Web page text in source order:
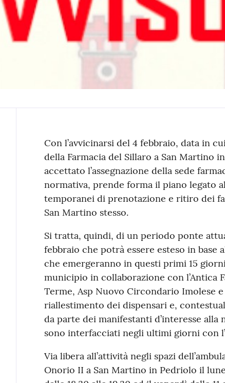
Contenuto
Con l’avvicinarsi del 4 febbraio, data in
della Farmacia del Sillaro a San Martino
accettato l’assegnazione della sede
normativa, prende forma il piano legato
temporanei di prenotazione e ritiro dei
San Martino stesso.
Si tratta, quindi, di un periodo ponte
febbraio che potrà essere esteso in
che emergeranno in questi primi 15
municipio in collaborazione con l’Antica
Terme, Asp Nuovo Circondario Imolese
riallestimento dei dispensari e,
da parte dei manifestanti d’interesse
sono interfacciati negli ultimi giorni con
Via libera all’attività negli spazi
Onorio II a San Martino in Pedriolo il